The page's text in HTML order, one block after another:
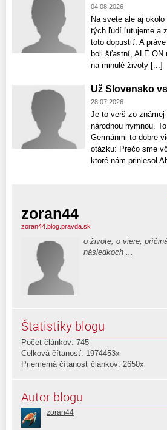
04.08.2026
Na svete ale aj
tých ľudí ľutujeme a
toto dopustiť. A
boli šťastní, ALE ON
na minulé životy [...]
Už Slovensko
28.07.2026
Je to verš zo
národnou hymnou.
Germánmi to dobre
otázku: Prečo sme
ktoré nám priniesol
zoran44
zoran44.blog.pravda.sk
o živote, o viere,
následkoch ...
Štatistiky blogu
Počet článkov: 745
Celková čítanosť: 1974453x
Priemerná čítanosť článkov: 2650x
Autor blogu
zoran44